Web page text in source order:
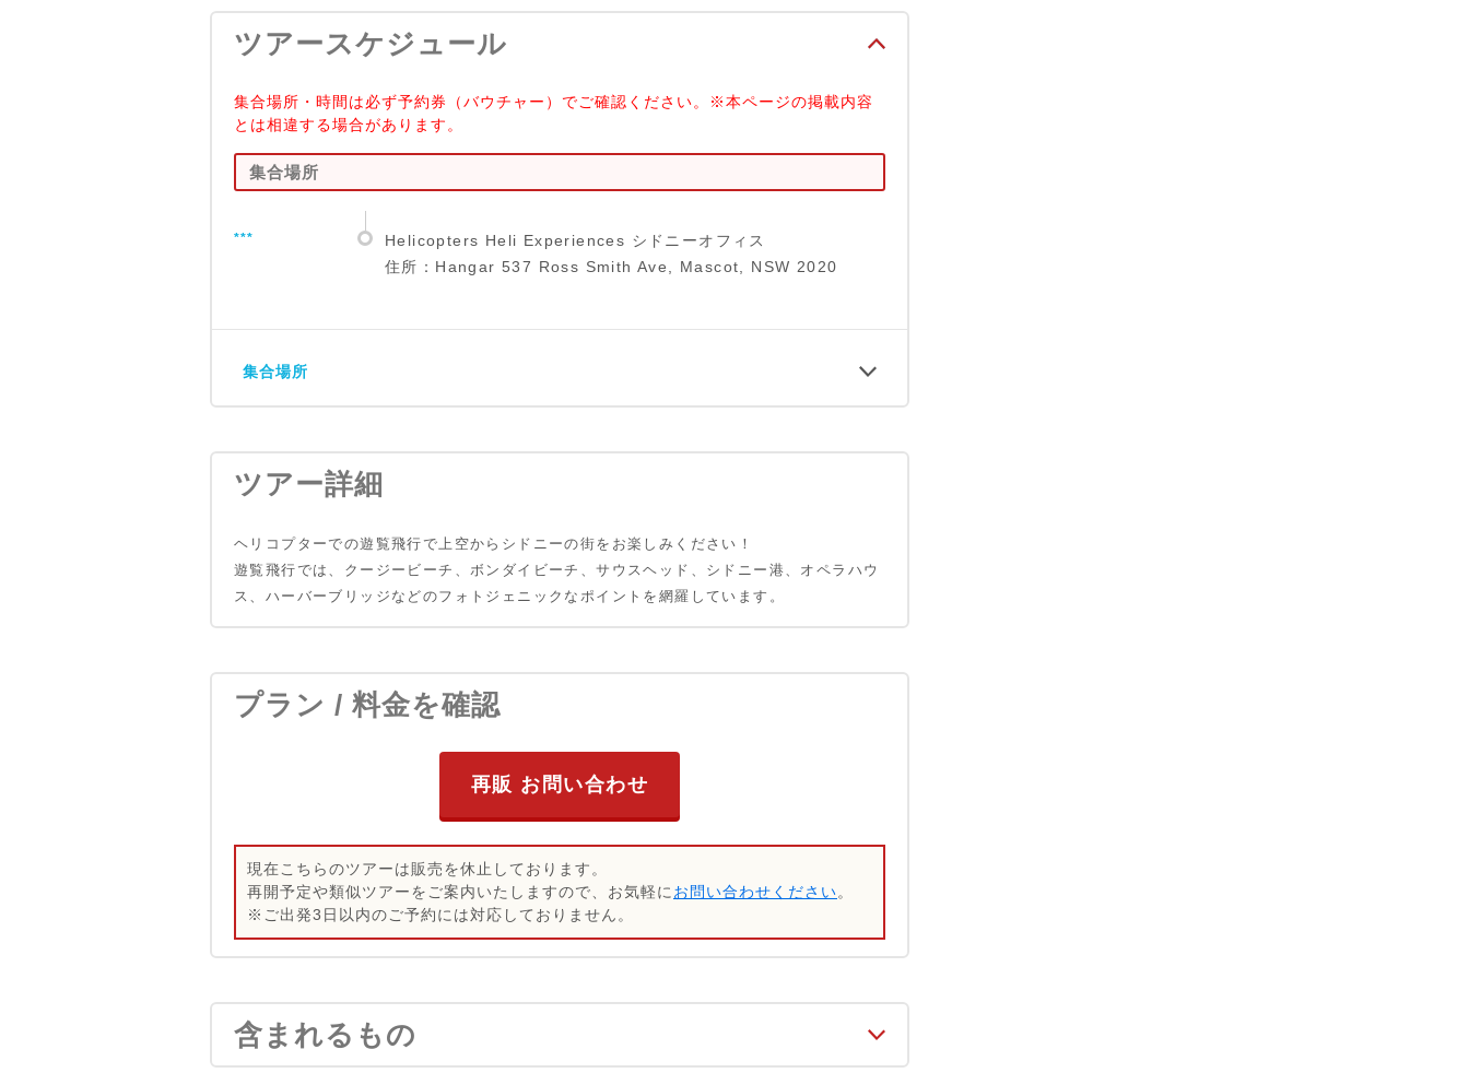
ツアースケジュール
集合場所・時間は必ず予約券（バウチャー）でご確認ください。※本ページの掲載内容
とは相違する場合があります。
集合場所
***
Helicopters Heli Experiences シドニーオフィス
住所：Hangar 537 Ross Smith Ave, Mascot, NSW 2020
集合場所
ツアー詳細
ヘリコプターでの遊覧飛行で上空からシドニーの街をお楽しみください！
遊覧飛行では、クージービーチ、ボンダイビーチ、サウスヘッド、シドニー港、オペラハウ
ス、ハーバーブリッジなどのフォトジェニックなポイントを網羅しています。
プラン / 料金を確認
再販 お問い合わせ
現在こちらのツアーは販売を休止しております。
再開予定や類似ツアーをご案内いたしますので、お気軽にお問い合わせください。
※ご出発3日以内のご予約には対応しておりません。
含まれるもの